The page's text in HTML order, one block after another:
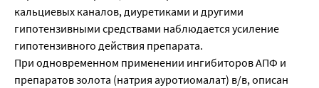
кальциевых каналов, диуретиками и другими
гипотензивными средствами наблюдается усиление
гипотензивного действия препарата.
При одновременном применении ингибиторов АПФ и
препаратов золота (натрия ауротиомалат) в/в, описан